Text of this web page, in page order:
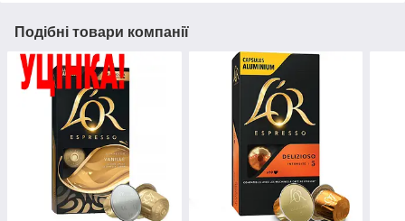
Подібні товари компанії